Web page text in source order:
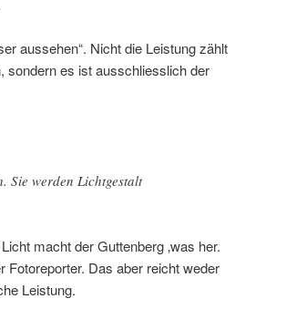
aussehen“. Nicht die Leistung zählt
sondern es ist ausschliesslich der
Sie werden Lichtgestalt
macht der Guttenberg ‚was her.
Fotoreporter. Das aber reicht weder
Leistung.